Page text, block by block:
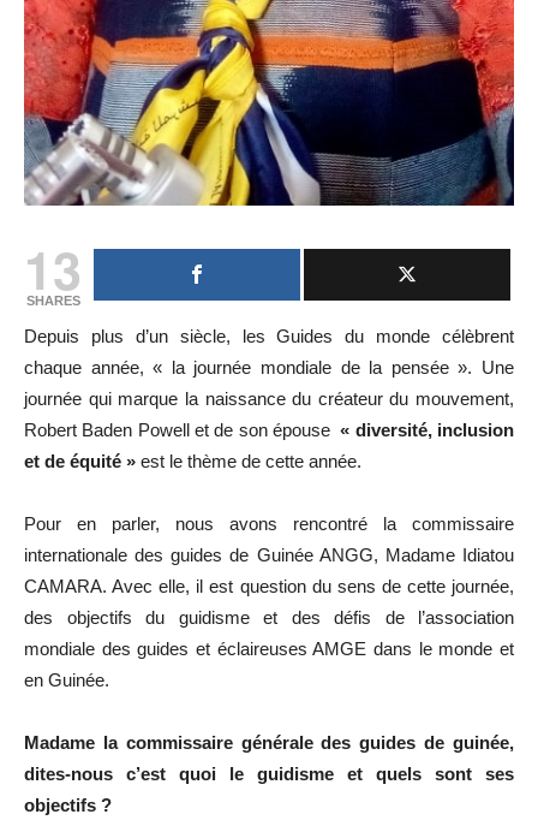
13
SHARES
Depuis plus d’un siècle, les Guides du monde célèbrent
chaque année, « la journée mondiale de la pensée ». Une
journée qui marque la naissance du créateur du mouvement,
Robert Baden Powell et de son épouse « diversité, inclusion
et de équité » est le thème de cette année.
Pour en parler, nous avons rencontré la commissaire
internationale des guides de Guinée ANGG, Madame Idiatou
CAMARA. Avec elle, il est question du sens de cette journée,
des objectifs du guidisme et des défis de l’association
mondiale des guides et éclaireuses AMGE dans le monde et
en Guinée.
Madame la commissaire générale des guides de guinée,
dites-nous c’est quoi le guidisme et quels sont ses
objectifs ?